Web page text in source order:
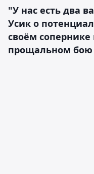
"У нас есть два
Усик о
своём сопернике
прощальном бою